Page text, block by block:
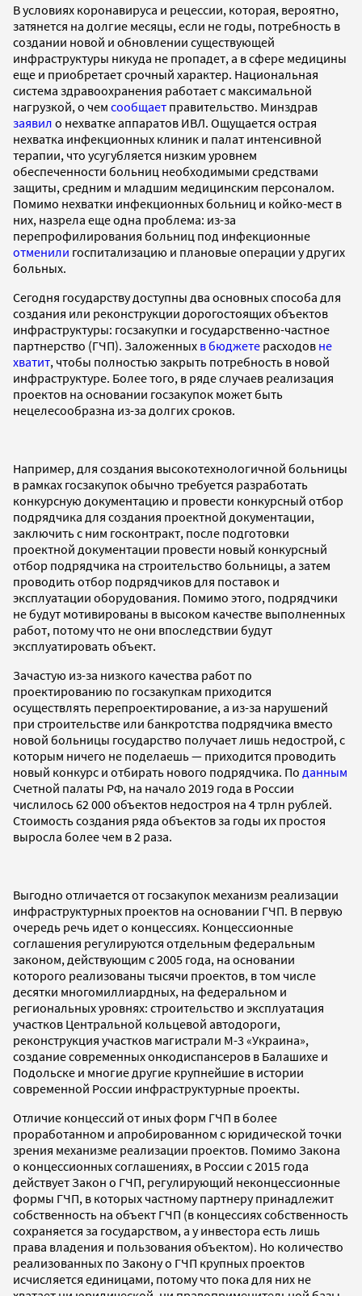
В условиях коронавируса и рецессии, которая, вероятно,
затянется на долгие месяцы, если не годы, потребность в
создании новой и обновлении существующей
инфраструктуры никуда не пропадет, а в сфере медицины
еще и приобретает срочный характер. Национальная
система здравоохранения работает с максимальной
нагрузкой, о чем сообщает правительство. Минздрав
заявил о нехватке аппаратов ИВЛ. Ощущается острая
нехватка инфекционных клиник и палат интенсивной
терапии, что усугубляется низким уровнем
обеспеченности больниц необходимыми средствами
защиты, средним и младшим медицинским персоналом.
Помимо нехватки инфекционных больниц и койко-мест в
них, назрела еще одна проблема: из-за
перепрофилирования больниц под инфекционные
отменили госпитализацию и плановые операции у других
больных.
Сегодня государству доступны два основных способа для
создания или реконструкции дорогостоящих объектов
инфраструктуры: госзакупки и государственно-частное
партнерство (ГЧП). Заложенных в бюджете расходов не
хватит, чтобы полностью закрыть потребность в новой
инфраструктуре. Более того, в ряде случаев реализация
проектов на основании госзакупок может быть
нецелесообразна из-за долгих сроков.
Например, для создания высокотехнологичной больницы
в рамках госзакупок обычно требуется разработать
конкурсную документацию и провести конкурсный отбор
подрядчика для создания проектной документации,
заключить с ним госконтракт, после подготовки
проектной документации провести новый конкурсный
отбор подрядчика на строительство больницы, а затем
проводить отбор подрядчиков для поставок и
эксплуатации оборудования. Помимо этого, подрядчики
не будут мотивированы в высоком качестве выполненных
работ, потому что не они впоследствии будут
эксплуатировать объект.
Зачастую из-за низкого качества работ по
проектированию по госзакупкам приходится
осуществлять перепроектирование, а из-за нарушений
при строительстве или банкротства подрядчика вместо
новой больницы государство получает лишь недострой, с
которым ничего не поделаешь — приходится проводить
новый конкурс и отбирать нового подрядчика. По данным
Счетной палаты РФ, на начало 2019 года в России
числилось 62 000 объектов недостроя на 4 трлн рублей.
Стоимость создания ряда объектов за годы их простоя
выросла более чем в 2 раза.
Выгодно отличается от госзакупок механизм реализации
инфраструктурных проектов на основании ГЧП. В первую
очередь речь идет о концессиях. Концессионные
соглашения регулируются отдельным федеральным
законом, действующим с 2005 года, на основании
которого реализованы тысячи проектов, в том числе
десятки многомиллиардных, на федеральном и
региональных уровнях: строительство и эксплуатация
участков Центральной кольцевой автодороги,
реконструкция участков магистрали М-3 «Украина»,
создание современных онкодиспансеров в Балашихе и
Подольске и многие другие крупнейшие в истории
современной России инфраструктурные проекты.
Отличие концессий от иных форм ГЧП в более
проработанном и апробированном с юридической точки
зрения механизме реализации проектов. Помимо Закона
о концессионных соглашениях, в России с 2015 года
действует Закон о ГЧП, регулирующий неконцессионные
формы ГЧП, в которых частному партнеру принадлежит
собственность на объект ГЧП (в концессиях собственность
сохраняется за государством, а у инвестора есть лишь
права владения и пользования объектом). Но количество
реализованных по Закону о ГЧП крупных проектов
исчисляется единицами, потому что пока для них не